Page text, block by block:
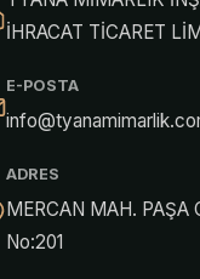
İHRACAT TİCARET
E-POSTA
ADRES
MERCAN MAH. PAŞA
No:201